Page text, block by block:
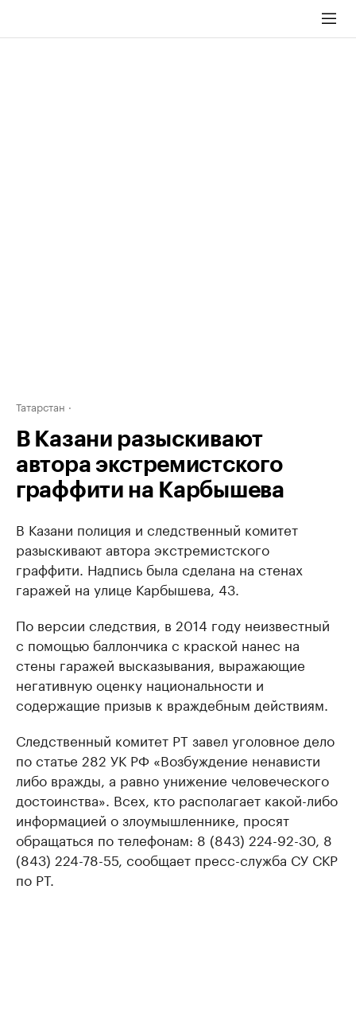
Татарстан
В Казани разыскивают
автора экстремистского
граффити на Карбышева
В Казани полиция и следственный комитет
разыскивают автора экстремистского
граффити. Надпись была сделана на стенах
гаражей на улице Карбышева, 43.
По версии следствия, в 2014 году неизвестный
с помощью баллончика с краской нанес на
стены гаражей высказывания, выражающие
негативную оценку национальности и
содержащие призыв к враждебным действиям.
Следственный комитет РТ завел уголовное дело
по статье 282 УК РФ «Возбуждение ненависти
либо вражды, а равно унижение человеческого
достоинства». Всех, кто располагает какой-либо
информацией о злоумышленнике, просят
обращаться по телефонам: 8 (843) 224-92-30, 8
(843) 224-78-55, сообщает пресс-служба СУ СКР
по РТ.